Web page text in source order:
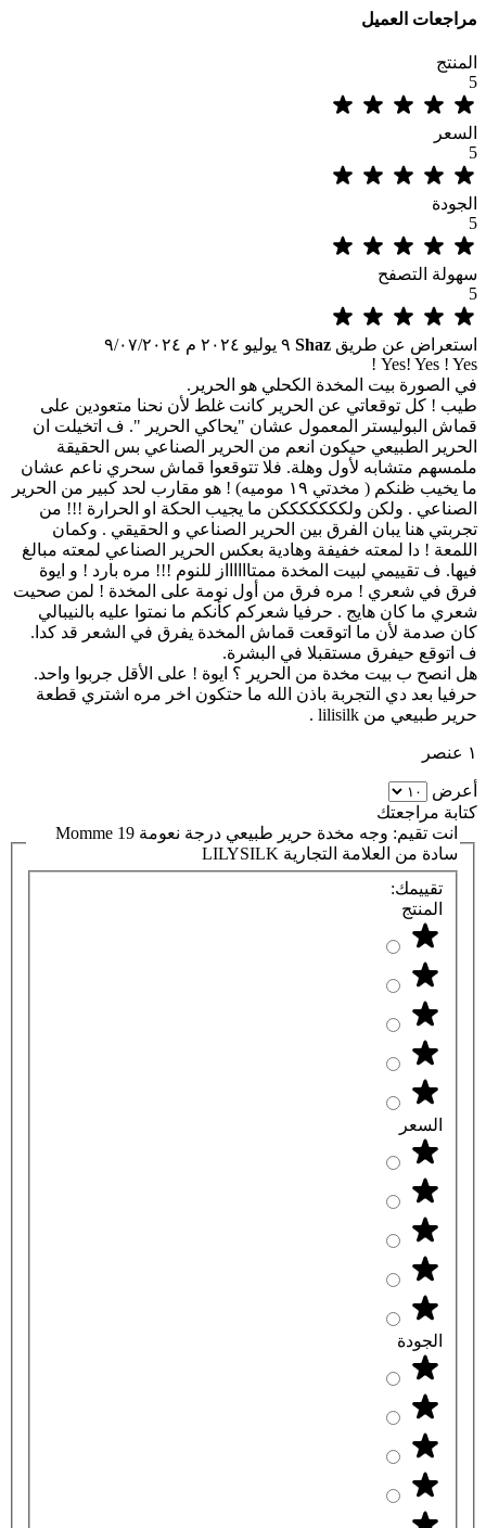
مراجعات العميل
المنتج
5
السعر
5
الجودة
5
سهولة التصفح
5
استعراض عن طريق Shaz ٩ يوليو ٢٠٢٤ م
٩/٠٧/٢٠٢٤
Yes! Yes ! Yes !
في الصورة بيت المخدة الكحلي هو الحرير.
طيب ! كل توقعاتي عن الحرير كانت غلط لأن نحنا متعودين على
قماش البوليستر المعمول عشان "يحاكي الحرير ". ف اتخيلت ان
الحرير الطبيعي حيكون انعم من الحرير الصناعي بس الحقيقة
ملمسهم متشابه لأول وهلة. فلا تتوقعوا قماش سحري ناعم عشان
ما يخيب ظنكم ( مخدتي ١٩ موميه) ! هو مقارب لحد كبير من الحرير
الصناعي . ولكن ولكككككككن ما يجيب الحكة او الحرارة !!! من
تجربتي هنا يبان الفرق بين الحرير الصناعي و الحقيقي . وكمان
اللمعة ! دا لمعته خفيفة وهادية بعكس الحرير الصناعي لمعته مبالغ
فيها. ف تقييمي لبيت المخدة ممتااااااز للنوم !!! مره بارد ! و ايوة
فرق في شعري ! مره فرق من أول نومة على المخدة ! لمن صحيت
شعري ما كان هايج . حرفيا شعركم كأنكم ما نمتوا عليه بالنيبالي
كان صدمة لأن ما اتوقعت قماش المخدة يفرق في الشعر قد كدا.
ف اتوقع حيفرق مستقبلا في البشرة.
هل انصح ب بيت مخدة من الحرير ؟ ايوة ! على الأقل جربوا واحد.
حرفيا بعد دي التجربة باذن الله ما حتكون اخر مره اشتري قطعة
حرير طبيعي من lilisilk .
١ عنصر
أعرض
كتابة مراجعتك
انت تقيم:
وجه مخدة حرير طبيعي درجة نعومة 19 Momme
سادة من العلامة التجارية LILYSILK
تقييمك:
المنتج
السعر
الجودة